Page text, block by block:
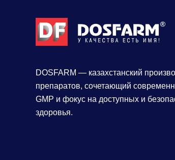
DOSFARM — казахстанский
препаратов, сочетающий
GMP и фокус на доступных и
здоровья.